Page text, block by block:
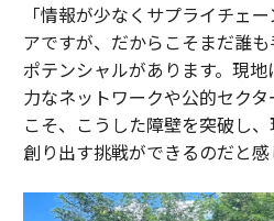
「情報が少なくサプライチェ
アですが、だからこそまだ誰
ポテンシャルがあります。現
力なネットワークや公的セク
こそ、こうした障壁を突破し
創り出す挑戦ができるのだと感